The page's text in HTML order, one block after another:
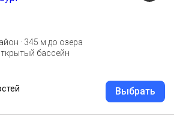
· 345 м до озера
бассейн
Выбрать